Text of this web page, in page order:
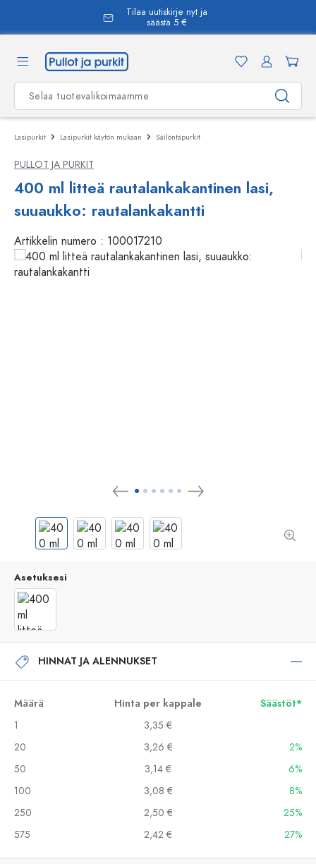
Tilaa uutiskirje nyt ja
säästä 5 €
Lasipurkit Lasipurkit käytön mukaan Säilöntäpurkit
PULLOT JA PURKIT
400 ml litteä rautalankakantinen lasi,
suuaukko: rautalankakantti
Artikkelin numero : 100017210
Asetuksesi
HINNAT JA ALENNUKSET
Määrä Hinta per kappale
Säästöt*
1
3,35 €
20
3,26 €
2%
50
3,14 €
6%
100
3,08 €
8%
250
2,50 €
25%
575
2,42 € 27%